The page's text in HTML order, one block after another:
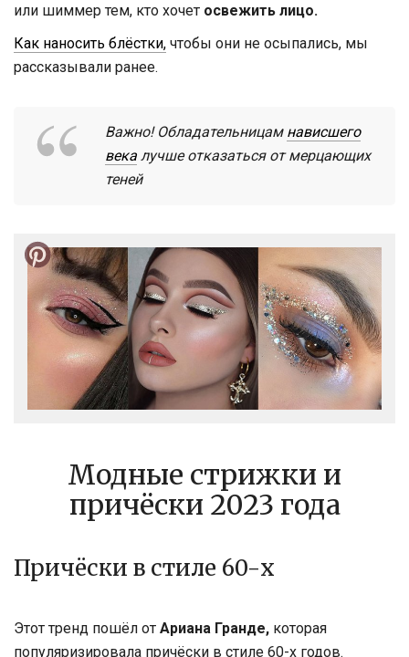
или шиммер тем, кто хочет освежить лицо.
Как наносить блёстки, чтобы они не осыпались, мы
рассказывали ранее.
Важно! Обладательницам нависшего
века лучше отказаться от мерцающих
теней
Модные стрижки и
причёски 2023 года
Причёски в стиле 60-х
Этот тренд пошёл от Ариана Гранде, которая
популяризировала причёски в стиле 60-х годов.